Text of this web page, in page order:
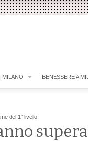
MILANO BENESSERE A
del 1° livello